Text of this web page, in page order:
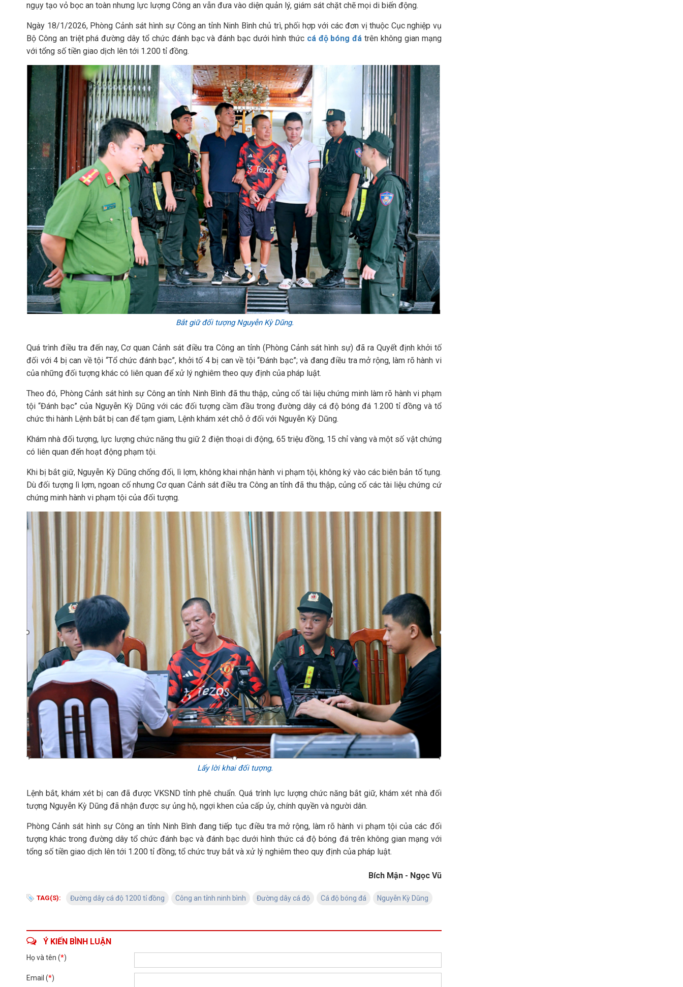
ngụy tạo vỏ bọc an toàn nhưng lực lượng Công an vẫn đưa vào diện quản lý, giám sát chặt chẽ mọi di biến động.
Ngày 18/1/2026, Phòng Cảnh sát hình sự Công an tỉnh Ninh Bình chủ trì, phối hợp với các đơn vị thuộc Cục nghiệp vụ
Bộ Công an triệt phá đường dây tổ chức đánh bạc và đánh bạc dưới hình thức cá độ bóng đá trên không gian mạng
với tổng số tiền giao dịch lên tới 1.200 tỉ đồng.
Bắt giữ đối tượng Nguyễn Kỳ Dũng.
Quá trình điều tra đến nay, Cơ quan Cảnh sát điều tra Công an tỉnh (Phòng Cảnh sát hình sự) đã ra Quyết định khởi tố
đối với 4 bị can về tội “Tổ chức đánh bạc”, khởi tố 4 bị can về tội “Đánh bạc”; và đang điều tra mở rộng, làm rõ hành vi
của những đối tượng khác có liên quan để xử lý nghiêm theo quy định của pháp luật.
Theo đó, Phòng Cảnh sát hình sự Công an tỉnh Ninh Bình đã thu thập, củng cố tài liệu chứng minh làm rõ hành vi phạm
tội “Đánh bạc” của Nguyễn Kỳ Dũng với các đối tượng cầm đầu trong đường dây cá độ bóng đá 1.200 tỉ đồng và tổ
chức thi hành Lệnh bắt bị can để tạm giam, Lệnh khám xét chỗ ở đối với Nguyễn Kỳ Dũng.
Khám nhà đối tượng, lực lượng chức năng thu giữ 2 điện thoại di động, 65 triệu đồng, 15 chỉ vàng và một số vật chứng
có liên quan đến hoạt động phạm tội.
Khi bị bắt giữ, Nguyễn Kỳ Dũng chống đối, lì lợm, không khai nhận hành vi phạm tội, không ký vào các biên bản tố tụng.
Dù đối tượng lì lợm, ngoan cố nhưng Cơ quan Cảnh sát điều tra Công an tỉnh đã thu thập, củng cố các tài liệu chứng cứ
chứng minh hành vi phạm tội của đối tượng.
Lấy lời khai đối tượng.
Lệnh bắt, khám xét bị can đã được VKSND tỉnh phê chuẩn. Quá trình lực lượng chức năng bắt giữ, khám xét nhà đối
tượng Nguyễn Kỳ Dũng đã nhận được sự ủng hộ, ngợi khen của cấp ủy, chính quyền và người dân.
Phòng Cảnh sát hình sự Công an tỉnh Ninh Bình đang tiếp tục điều tra mở rộng, làm rõ hành vi phạm tội của các đối
tượng khác trong đường dây tổ chức đánh bạc và đánh bạc dưới hình thức cá độ bóng đá trên không gian mạng với
tổng số tiền giao dịch lên tới 1.200 tỉ đồng; tổ chức truy bắt và xử lý nghiêm theo quy định của pháp luật.
Bích Mận - Ngọc Vũ
TAG(S): Đường dây cá độ 1200 tỉ đồng Công an tỉnh ninh bình Đường dây cá độ Cá độ bóng đá Nguyễn Kỳ Dũng
Ý KIẾN BÌNH LUẬN
Họ và tên (*)
Email (*)